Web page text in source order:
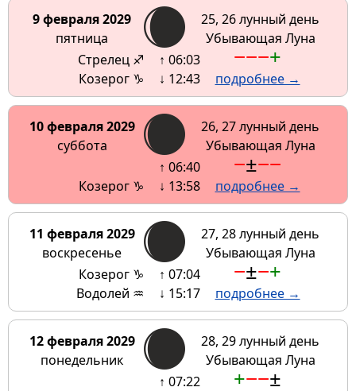
9 февраля 2029
пятница
25, 26 лунный день
Убывающая Луна
Стрелец ♐
Козерог ♑
↑ 06:03
↓ 12:43
−−−+
подробнее →
10 февраля 2029
суббота
26, 27 лунный день
Убывающая Луна
Козерог ♑
↑ 06:40
↓ 13:58
−±−−
подробнее →
11 февраля 2029
воскресенье
27, 28 лунный день
Убывающая Луна
Козерог ♑
Водолей ♒
↑ 07:04
↓ 15:17
−±−+
подробнее →
12 февраля 2029
понедельник
28, 29 лунный день
Убывающая Луна
↑ 07:22
+−−±